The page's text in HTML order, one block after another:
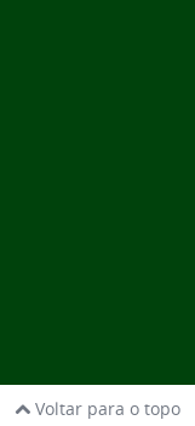
Voltar para o topo